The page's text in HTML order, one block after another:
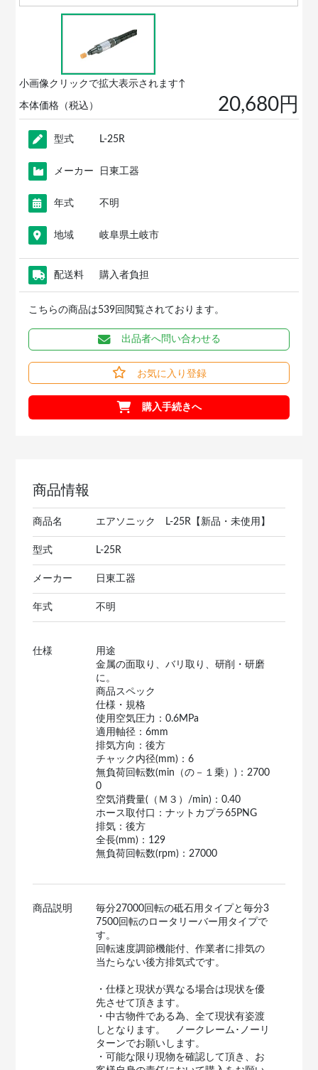
小画像クリックで拡大表示されます↑
本体価格（税込） 20,680円
型式 L-25R
メーカー 日東工器
年式 不明
地域 岐阜県土岐市
配送料 購入者負担
こちらの商品は539回閲覧されております。
出品者へ問い合わせる
お気に入り登録
購入手続きへ
商品情報
商品名 エアソニック L-25R【新品・未使用】
型式 L-25R
メーカー 日東工器
年式 不明
仕様
用途
金属の面取り、バリ取り、研削・研磨
に。
商品スペック
仕様・規格
使用空気圧力：0.6MPa
適用軸径：6mm
排気方向：後方
チャック内径(mm)：6
無負荷回転数(min（の－１乗）)：2700
0
空気消費量(（Ｍ３）/min)：0.40
ホース取付口：ナットカプラ65PNG
排気：後方
全長(mm)：129
無負荷回転数(rpm)：27000
商品説明
毎分27000回転の砥石用タイプと毎分3
7500回転のロータリーバー用タイプで
す。
回転速度調節機能付、作業者に排気の
当たらない後方排気式です。
・仕様と現状が異なる場合は現状を優
先させて頂きます。
・中古物件である為、全て現状有姿渡
しとなります。 ノークレーム･ノーリ
ターンでお願いします。
・可能な限り現物を確認して頂き、お